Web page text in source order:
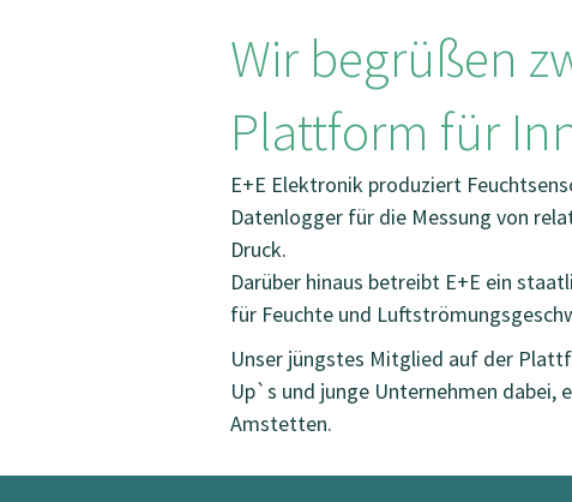
Wir begrüßen
Plattform für
E+E Elektronik produziert
Datenlogger für die Messung von
Druck.
Darüber hinaus betreibt E+E ein
für Feuchte und
Unser jüngstes Mitglied auf der
Up`s und junge Unternehmen dabei,
Amstetten.